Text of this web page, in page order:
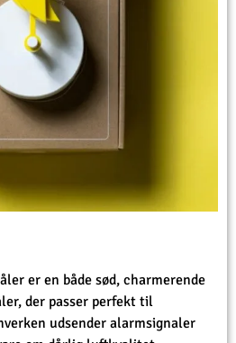
er en både sød, charmerende
der passer perfekt til
udsender alarmsignaler